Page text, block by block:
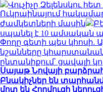
Վուչիչը Զելենսկու
Ուկրաինայում
ժամկետների մասին
սպանել է 10 ամսական
Փողը գետի պես կհոսի.
նշանները
ընտանիքում՝ ցավալի
Սայաթ Նովայի
Բնակիչներ են
մոտ են Հորմուզի